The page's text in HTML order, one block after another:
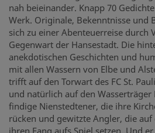
nah beieinander. Knapp 70
Werk. Originale, Bekenntnisse und
sich zu einer Abenteuerreise durch
Gegenwart der Hansestadt. Die
anekdotischen Geschichten und
mit allen Wassern von Elbe und
trifft auf den Torwart des FC St.
und natürlich auf den
findige Nienstedtener, die ihre
rücken und gewitzte Angler, die